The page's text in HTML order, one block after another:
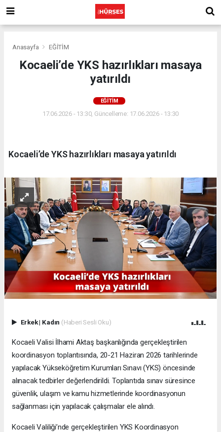
Anasayfa EĞİTİM
Kocaeli’de YKS hazırlıkları masaya
yatırıldı
EĞİTİM
17.06.2026 - 13:30, Güncelleme: 17.06.2026 - 13:30
Kocaeli’de YKS hazırlıkları masaya yatırıldı
Erkek| Kadın (Haberi Sesli Oku)
Kocaeli Valisi İlhami Aktaş başkanlığında gerçekleştirilen
koordinasyon toplantısında, 20-21 Haziran 2026 tarihlerinde
yapılacak Yükseköğretim Kurumları Sınavı (YKS) öncesinde
alınacak tedbirler değerlendirildi. Toplantıda sınav süresince
güvenlik, ulaşım ve kamu hizmetlerinde koordinasyonun
sağlanması için yapılacak çalışmalar ele alındı.
Kocaeli Valiliği’nde gerçekleştirilen YKS Koordinasyon